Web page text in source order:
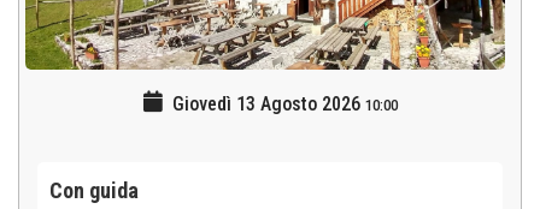
Giovedì 13 Agosto 2026 10:00
Con guida